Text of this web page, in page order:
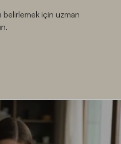
belirlemek için uzman